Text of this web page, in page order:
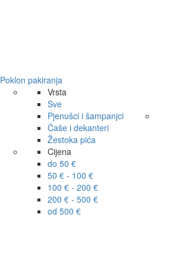
Poklon pakiranja
Vrsta
Sve
Pjenušci i šampanjci
Čaše i dekanteri
Žestoka pića
Cijena
do 50 €
50 € - 100 €
100 € - 200 €
200 € - 500 €
od 500 €